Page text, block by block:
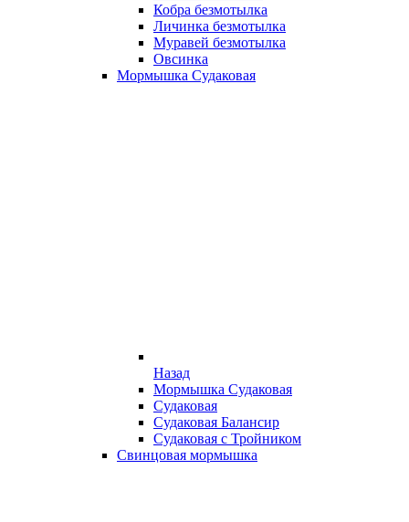
Кобра безмотылка
Личинка безмотылка
Муравей безмотылка
Овсинка
Мормышка Судаковая
Назад
Мормышка Судаковая
Судаковая
Судаковая Балансир
Судаковая с Тройником
Свинцовая мормышка